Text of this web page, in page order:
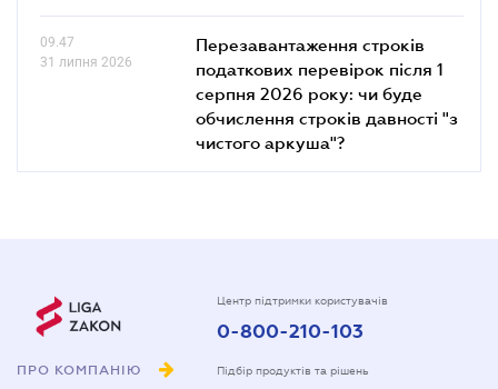
09.47
31 липня 2026
Перезавантаження строків
податкових перевірок після 1
серпня 2026 року: чи буде
обчислення строків давності "з
чистого аркуша"?
ПРО КОМПАНІЮ
Центр підтримки користувачів
0-800-210-103
Підбір продуктів та рішень